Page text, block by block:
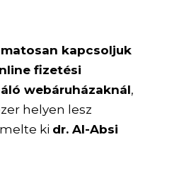
kapcsoljuk
fizetési
webáruházaknál,
helyen lesz
ki dr. Al-Absi